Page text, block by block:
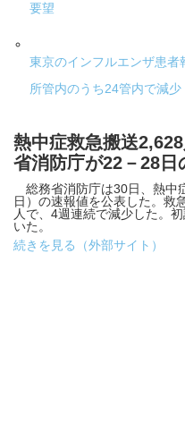
要望
東京のインフルエンザ患
所管内のうち24管内で減少
熱中症救急搬送
省消防庁が22－28
総務省消防庁は30日、熱中
日）の速報値を公表した。救
人で、4週連続で減少した。
いた。
続きを見る（外部サイト）